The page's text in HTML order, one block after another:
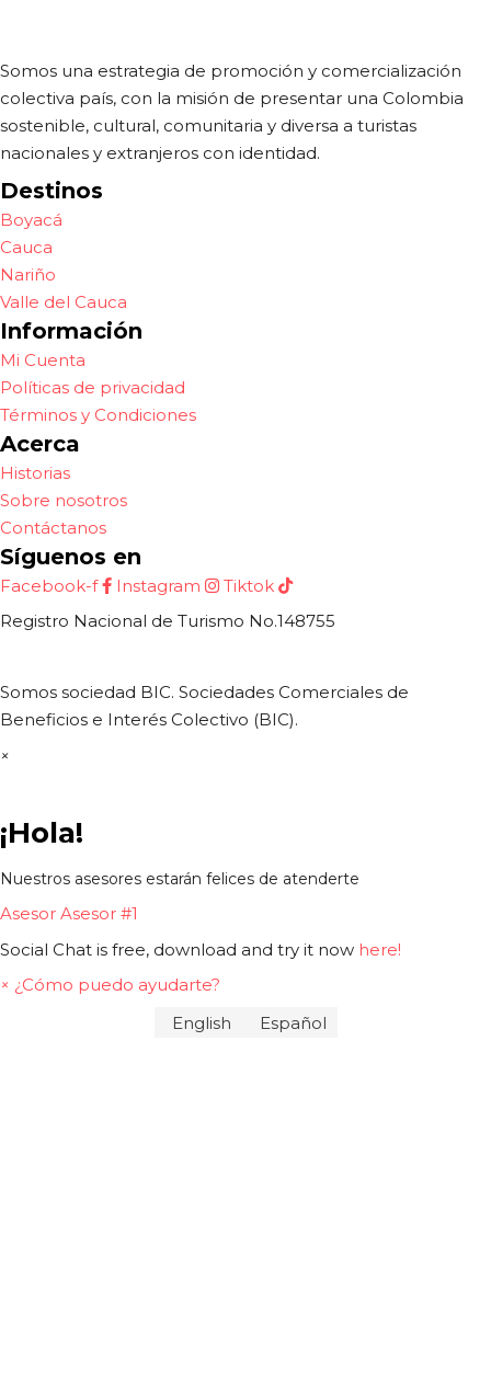
Somos una estrategia de promoción y comercialización
colectiva país, con la misión de presentar una Colombia
sostenible, cultural, comunitaria y diversa a turistas
nacionales y extranjeros con identidad.
Destinos
Boyacá
Cauca
Nariño
Valle del Cauca
Información
Mi Cuenta
Políticas de privacidad
Términos y Condiciones
Acerca
Historias
Sobre nosotros
Contáctanos
Síguenos en
Facebook-f Instagram
Tiktok
Registro Nacional de Turismo No.148755
Somos sociedad BIC. Sociedades Comerciales de
Beneficios e Interés Colectivo (BIC).
×
¡Hola!
Nuestros asesores estarán felices de atenderte
Asesor Asesor #1
Social Chat is free, download and try it now here!
× ¿Cómo puedo ayudarte?
English
Español